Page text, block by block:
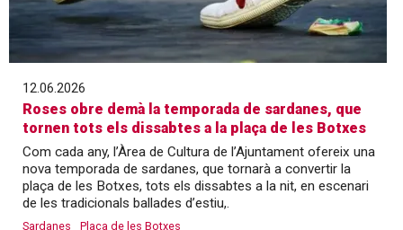
12.06.2026
Roses obre demà la temporada de sardanes, que
tornen tots els dissabtes a la plaça de les Botxes
Com cada any, l’Àrea de Cultura de l’Ajuntament ofereix una
nova temporada de sardanes, que tornarà a convertir la
plaça de les Botxes, tots els dissabtes a la nit, en escenari
de les tradicionals ballades d’estiu,.
Sardanes Plaça de les Botxes